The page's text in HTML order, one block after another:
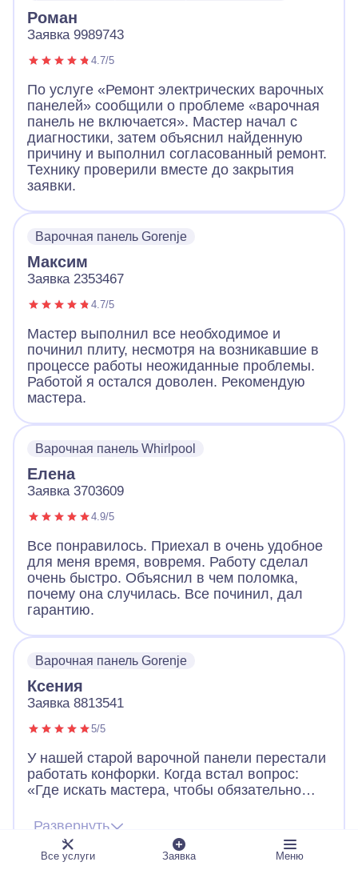
Роман
Заявка 9989743
4.7/5
По услуге «Ремонт электрических варочных
панелей» сообщили о проблеме «варочная
панель не включается». Мастер начал с
диагностики, затем объяснил найденную
причину и выполнил согласованный ремонт.
Технику проверили вместе до закрытия
заявки.
Варочная панель Gorenje
Максим
Заявка 2353467
4.7/5
Мастер выполнил все необходимое и
починил плиту, несмотря на возникавшие в
процессе работы неожиданные проблемы.
Работой я остался доволен. Рекомендую
мастера.
Варочная панель Whirlpool
Елена
Заявка 3703609
4.9/5
Все понравилось. Приехал в очень удобное
для меня время, вовремя. Работу сделал
очень быстро. Объяснил в чем поломка,
почему она случилась. Все починил, дал
гарантию.
Варочная панель Gorenje
Ксения
Заявка 8813541
5/5
У нашей старой варочной панели перестали
работать конфорки. Когда встал вопрос:
«Где искать мастера, чтобы обязательно
вспомнили про давно висевший на
холодильнике магнит с контактами «А-
Айсберг». Мастер посмотрел плиту,
Развернуть
Все услуги Заявка Меню